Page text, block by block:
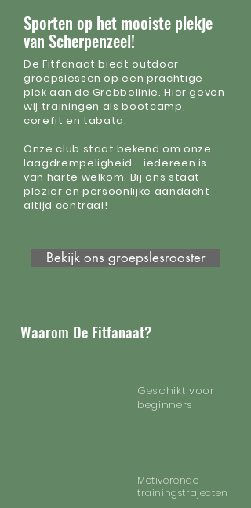
Sporten op het mooiste plekje
van Scherpenzeel!
De Fitfanaat biedt outdoor
groepslessen op een prachtige
plek aan de Grebbelinie. Hier geven
wij trainingen alsbootcamp,
corefit en tabata.​
Onze club staat bekend om onze
laagdrempeligheid - iedereen is
van harte welkom. Bij ons staat
plezier en persoonlijke aandacht
altijd centraal!
Bekijk ons groepslesrooster
Waarom De Fitfanaat?
Geschikt voor
beginners
Motiverende
trainingstrajecten